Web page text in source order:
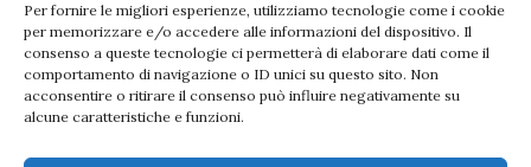
Per fornire le migliori esperienze, utilizziamo tecnologie come i cookie
per memorizzare e/o accedere alle informazioni del dispositivo. Il
consenso a queste tecnologie ci permetterà di elaborare dati come il
comportamento di navigazione o ID unici su questo sito. Non
acconsentire o ritirare il consenso può influire negativamente su
alcune caratteristiche e funzioni.
Seguici sui social